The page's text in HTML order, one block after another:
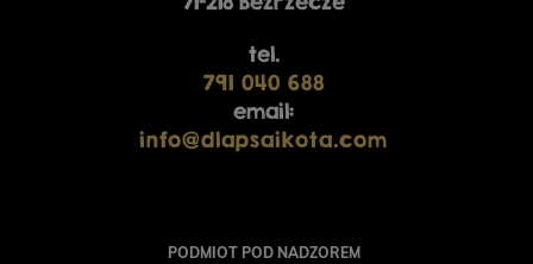
tel.
791 040 688
email:
info@dlapsaikota.com
PODMIOT POD NADZOREM